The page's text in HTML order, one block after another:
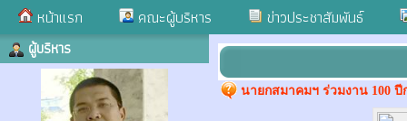
หน้าแรก คณะผู้บริหาร ข่าวประชาสัมพันธ์
ผู้บริหาร
นายกสมาคมฯ ร่วมงาน 100